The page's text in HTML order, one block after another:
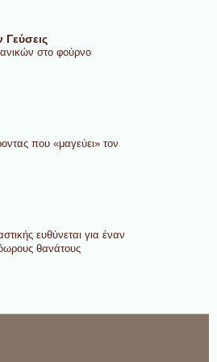
στο φούρνο
που «μαγεύει» τον
ευθύνεται για έναν
θανάτους